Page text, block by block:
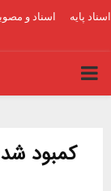
اسناد پایه اسناد و
PRIMARY
کمبود